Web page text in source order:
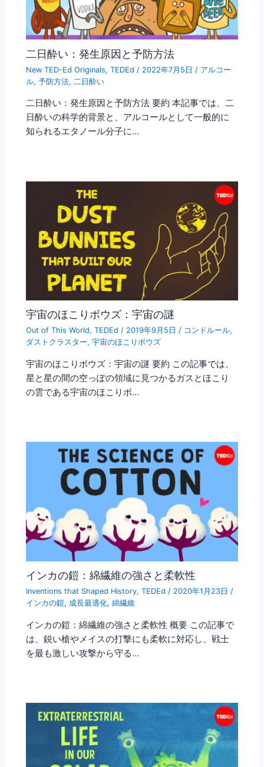
二日酔い：発生原因と予防方法
New TED-Ed Originals,TEDEd / 2022年7月5日 / アルコー
ル,予防方法, 二日酔い
二日酔い：発生原因と予防方法 要約 本記事では、二
日酔いの科学的背景と、アルコールとして一般的に
知られるエタノール分子に…
宇宙のほこりボウズ：宇宙の謎
Out of This World,TEDEd / 2019年9月5日/ コンドルール,
ダストクラスター,宇宙のほこりボウズ
宇宙のほこりボウズ：宇宙の謎 要約 この記事では、
星と星の間の空っぽの領域に見つかるガスとほこり
の雲である宇宙のほこりボ…
インカの鎧：綿繊維の強さと柔軟性
Inventions that Shaped History,TEDEd / 2020年1月23日/
インカの鎧, 成長最適化,綿繊維
インカの鎧：綿繊維の強さと柔軟性 概要 この記事で
は、鋭い槍やメイスの打撃にも柔軟に対応し、戦士
を最も激しい攻撃から守る…